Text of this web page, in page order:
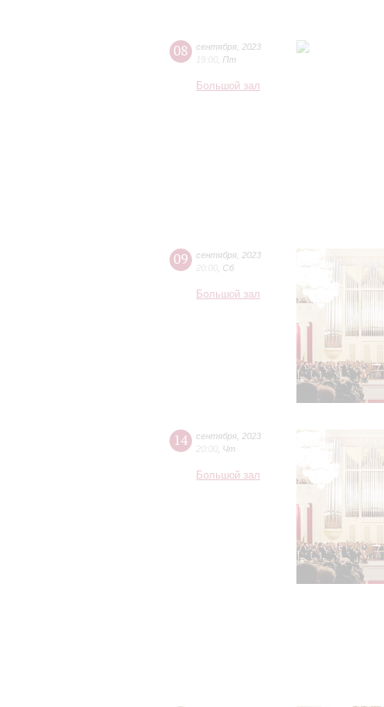
08 сентября 2023
19:00 Пт
Большой зал
09 сентября 2023
20:00 Сб
Большой зал
14 сентября 2023
20:00 Чт
Большой зал